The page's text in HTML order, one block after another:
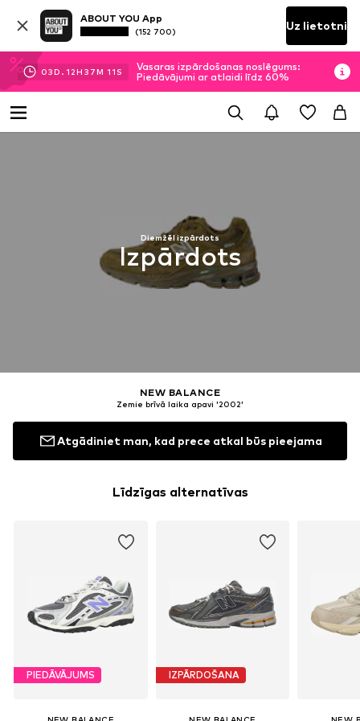
ABOUT YOU App
(152 700) Uz lietotni
03D. 12H 37M 10 S
Vasaras izpārdošanas noslēgums:
Piedāvājumi ar atlaidi līdz 60%
Diemžēl izpārdots
Izpārdots
NEW BALANCE
Zemie brīvā laika apavi '2002'
Atgādiniet man, kad prece atkal būs pieejama
Līdzīgas alternatīvas
PIEDĀVĀJUMS IZPĀRDOŠANA